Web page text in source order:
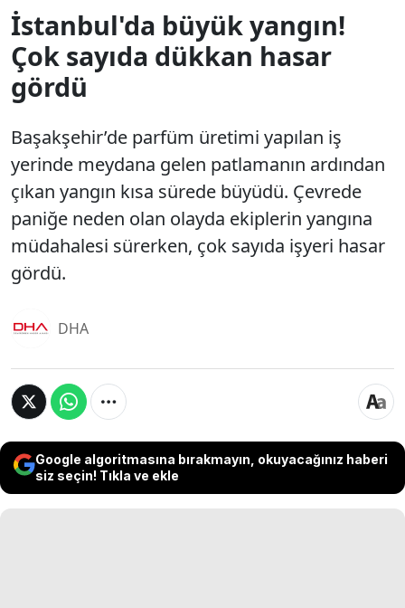
İstanbul'da büyük yangın!
Çok sayıda dükkan hasar
gördü
Başakşehir’de parfüm üretimi yapılan iş
yerinde meydana gelen patlamanın ardından
çıkan yangın kısa sürede büyüdü. Çevrede
paniğe neden olan olayda ekiplerin yangına
müdahalesi sürerken, çok sayıda işyeri hasar
gördü.
DHA
Google algoritmasına bırakmayın, okuyacağınız haberi
siz seçin! Tıkla ve ekle